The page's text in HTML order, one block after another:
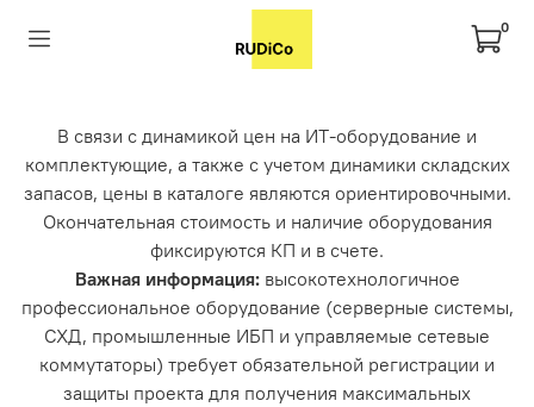
0
В связи с динамикой цен на ИТ-оборудование и
комплектующие, а также с учетом динамики складских
запасов, цены в каталоге являются ориентировочными.
Окончательная стоимость и наличие оборудования
фиксируются КП и в счете.
Важная информация: высокотехнологичное
профессиональное оборудование (серверные системы,
СХД, промышленные ИБП и управляемые сетевые
коммутаторы) требует обязательной регистрации и
защиты проекта для получения максимальных